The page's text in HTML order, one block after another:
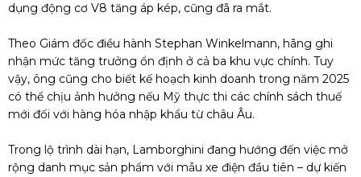
dụng động cơ V8 tăng áp kép, cũng đã ra mắt.
Theo Giám đốc điều hành Stephan Winkelmann, hãng ghi
nhận mức tăng trưởng ổn định ở cả ba khu vực chính. Tuy
vậy, ông cũng cho biết kế hoạch kinh doanh trong năm 2025
có thể chịu ảnh hưởng nếu Mỹ thực thi các chính sách thuế
mới đối với hàng hóa nhập khẩu từ châu Âu.
Trong lộ trình dài hạn, Lamborghini đang hướng đến việc mở
rộng danh mục sản phẩm với mẫu xe điện đầu tiên – dự kiến